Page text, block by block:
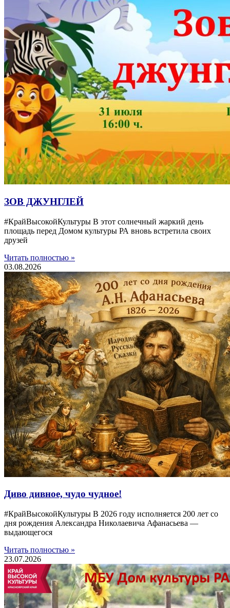
ЗОВ ДЖУНГЛЕЙ
#КрайВысокойКультуры В этот солнечный жаркий день
площадь перед Домом культуры РА вновь встретила своих
друзей
Читать полностью »
03.08.2026
Диво дивное, чудо чудное!
#КрайВысокойКультуры В 2026 году исполняется 200 лет со
дня рождения Александра Николаевича Афанасьева —
выдающегося
Читать полностью »
23.07.2026